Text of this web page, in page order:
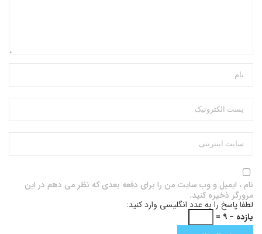
نام ، ایمیل و وب سایت من را برای دفعه بعدی که نظر می دهم در این
مرورگر ذخیره کنید.
لطفا پاسخ را به عدد انگلیسی وارد کنید:
یازده − ۹ =